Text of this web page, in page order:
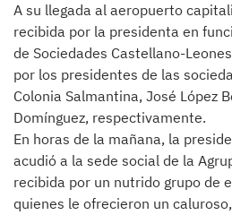
A su llegada al aeropuerto
recibida por la presidenta en
de Sociedades Castellano-
por los presidentes de las
Colonia Salmantina, José López
Domínguez, respectivamente.
En horas de la mañana, la
acudió a la sede social de la
recibida por un nutrido grupo de
quienes le ofrecieron un